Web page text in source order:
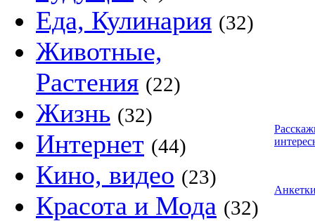
Еда, Кулинария (32)
Животные,
Растения (22)
Жизнь (32)
Интернет (44)
Кино, видео (23)
Красота и Мода (32)